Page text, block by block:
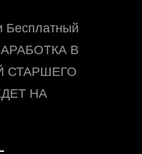
Бесплатный
В
СТАРШЕГО
НА